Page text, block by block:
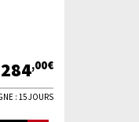
,00€
: 15 JOURS